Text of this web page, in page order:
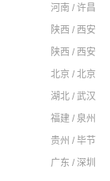
河南 / 许昌
陕西 / 西安
陕西 / 西安
北京 / 北京
湖北 / 武汉
福建 / 泉州
贵州 / 毕节
广东 / 深圳